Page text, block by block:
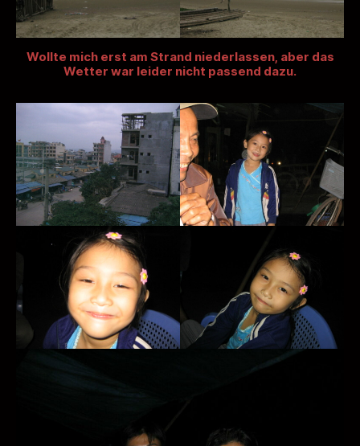
Wollte mich erst am Strand niederlassen, aber das
Wetter war leider nicht passend dazu.